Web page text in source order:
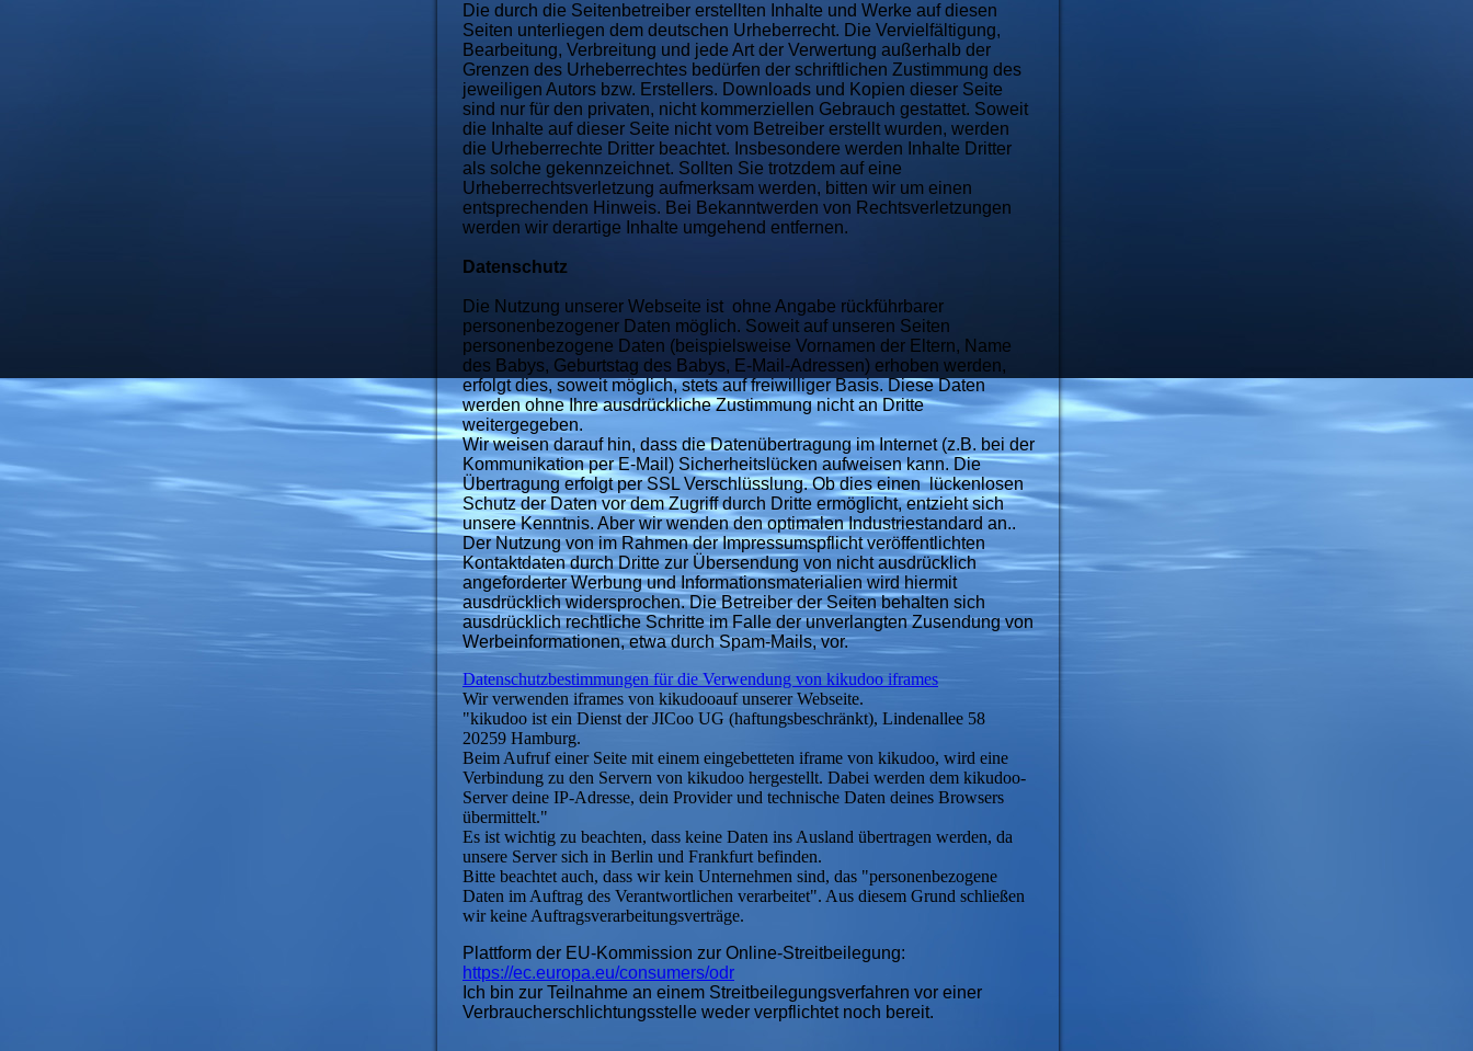
Die durch die Seitenbetreiber erstellten Inhalte und Werke auf diesen
Seiten unterliegen dem deutschen Urheberrecht. Die Vervielfältigung,
Bearbeitung, Verbreitung und jede Art der Verwertung außerhalb der
Grenzen des Urheberrechtes bedürfen der schriftlichen Zustimmung des
jeweiligen Autors bzw. Erstellers. Downloads und Kopien dieser Seite
sind nur für den privaten, nicht kommerziellen Gebrauch gestattet. Soweit
die Inhalte auf dieser Seite nicht vom Betreiber erstellt wurden, werden
die Urheberrechte Dritter beachtet. Insbesondere werden Inhalte Dritter
als solche gekennzeichnet. Sollten Sie trotzdem auf eine
Urheberrechtsverletzung aufmerksam werden, bitten wir um einen
entsprechenden Hinweis. Bei Bekanntwerden von Rechtsverletzungen
werden wir derartige Inhalte umgehend entfernen.
Datenschutz
Die Nutzung unserer Webseite ist ohne Angabe rückführbarer
personenbezogener Daten möglich. Soweit auf unseren Seiten
personenbezogene Daten (beispielsweise Vornamen der Eltern, Name
des Babys, Geburtstag des Babys, E-Mail-Adressen) erhoben werden,
erfolgt dies, soweit möglich, stets auf freiwilliger Basis. Diese Daten
werden ohne Ihre ausdrückliche Zustimmung nicht an Dritte
weitergegeben.
Wir weisen darauf hin, dass die Datenübertragung im Internet (z.B. bei der
Kommunikation per E-Mail) Sicherheitslücken aufweisen kann. Die
Übertragung erfolgt per SSL Verschlüsslung. Ob dies einen lückenlosen
Schutz der Daten vor dem Zugriff durch Dritte ermöglicht, entzieht sich
unsere Kenntnis. Aber wir wenden den optimalen Industriestandard an..
Der Nutzung von im Rahmen der Impressumspflicht veröffentlichten
Kontaktdaten durch Dritte zur Übersendung von nicht ausdrücklich
angeforderter Werbung und Informationsmaterialien wird hiermit
ausdrücklich widersprochen. Die Betreiber der Seiten behalten sich
ausdrücklich rechtliche Schritte im Falle der unverlangten Zusendung von
Werbeinformationen, etwa durch Spam-Mails, vor.
Datenschutzbestimmungen für die Verwendung von kikudoo iframes
Wir verwenden iframes von kikudooauf unserer Webseite.
"kikudoo ist ein Dienst der JICoo UG (haftungsbeschränkt), Lindenallee 58
20259 Hamburg.
Beim Aufruf einer Seite mit einem eingebetteten iframe von kikudoo, wird eine
Verbindung zu den Servern von kikudoo hergestellt. Dabei werden dem kikudoo-
Server deine IP-Adresse, dein Provider und technische Daten deines Browsers
übermittelt."
Es ist wichtig zu beachten, dass keine Daten ins Ausland übertragen werden, da
unsere Server sich in Berlin und Frankfurt befinden.
Bitte beachtet auch, dass wir kein Unternehmen sind, das "personenbezogene
Daten im Auftrag des Verantwortlichen verarbeitet". Aus diesem Grund schließen
wir keine Auftragsverarbeitungsverträge.
Plattform der EU-Kommission zur Online-Streitbeilegung:
https://ec.europa.eu/consumers/odr
Ich bin zur Teilnahme an einem Streitbeilegungsverfahren vor einer
Verbraucherschlichtungsstelle weder verpflichtet noch bereit.